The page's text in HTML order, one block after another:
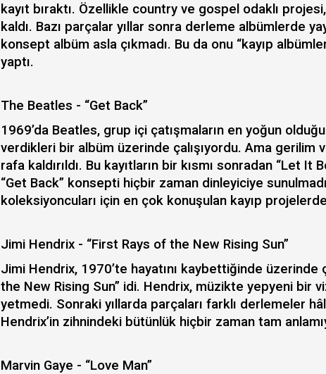
kayıt bıraktı. Özellikle country ve gospel odaklı
kaldı. Bazı parçalar yıllar sonra derleme albümlerde
konsept albüm asla çıkmadı. Bu da onu “kayıp
yaptı.
The Beatles - “Get Back”
1969’da Beatles, grup içi çatışmaların en yoğun
verdikleri bir albüm üzerinde çalışıyordu. Ama gerilim
rafa kaldırıldı. Bu kayıtların bir kısmı sonradan “Let It
“Get Back” konsepti hiçbir zaman dinleyiciye
koleksiyoncuları için en çok konuşulan kayıp
Jimi Hendrix - “First Rays of the New Rising Sun”
Jimi Hendrix, 1970’te hayatını kaybettiğinde üzerinde
the New Rising Sun” idi. Hendrix, müzikte yepyeni bir
yetmedi. Sonraki yıllarda parçaları farklı derlemeler
Hendrix’in zihnindeki bütünlük hiçbir zaman tam
Marvin Gaye - “Love Man”